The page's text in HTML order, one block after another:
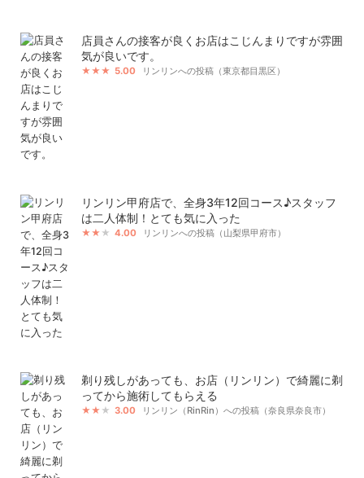
店員さんの接客が良くお店はこじんまりですが雰囲
気が良いです。
5.00 リンリンへの投稿（東京都目黒区）
リンリン甲府店で、全身3年12回コース♪スタッフ
は二人体制！とても気に入った
4.00 リンリンへの投稿（山梨県甲府市）
剃り残しがあっても、お店（リンリン）で綺麗に剃
ってから施術してもらえる
3.00 リンリン（RinRin）への投稿（奈良県奈良市）